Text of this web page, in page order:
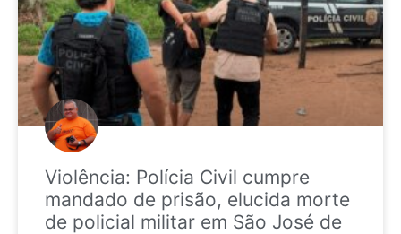
Violência: Polícia Civil cumpre
mandado de prisão, elucida morte
de policial militar em São José de